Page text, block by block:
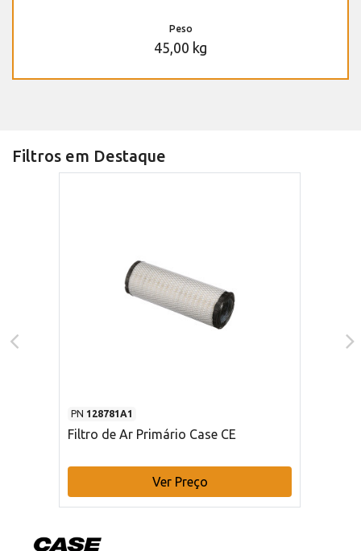
Peso
45,00 kg
Filtros em Destaque
PN 128781A1
Filtro de Ar Primário Case CE
Ver Preço